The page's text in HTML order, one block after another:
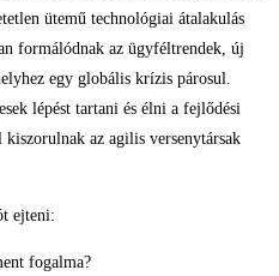
ütemű technológiai átalakulás
formálódnak az ügyféltrendek, új
egy globális krízis párosul.
lépést tartani és élni a fejlődési
kiszorulnak az agilis versenytársak
ejteni:
fogalma?